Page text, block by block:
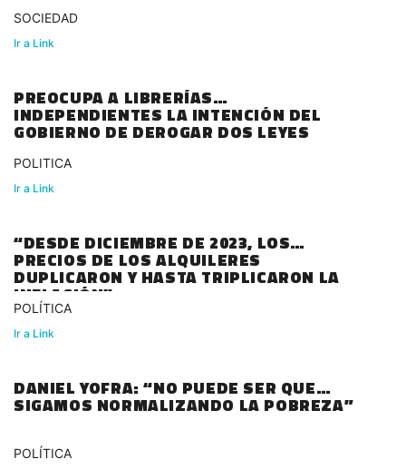
SOCIEDAD
Ir a Link
PREOCUPA A LIBRERÍAS
INDEPENDIENTES LA INTENCIÓN DEL
GOBIERNO DE DEROGAR DOS LEYES
POLITICA
Ir a Link
“DESDE DICIEMBRE DE 2023, LOS
PRECIOS DE LOS ALQUILERES
DUPLICARON Y HASTA TRIPLICARON LA
INFLACIÓN”
POLÍTICA
Ir a Link
DANIEL YOFRA: “NO PUEDE SER QUE
SIGAMOS NORMALIZANDO LA POBREZA”
POLÍTICA